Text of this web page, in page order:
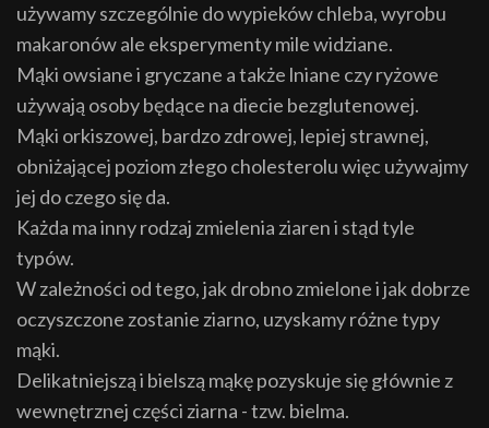
używamy szczególnie do wypieków chleba, wyrobu
makaronów ale eksperymenty mile widziane.
Mąki owsiane i gryczane a także lniane czy ryżowe
używają osoby będące na diecie bezglutenowej.
Mąki orkiszowej, bardzo zdrowej, lepiej strawnej,
obniżającej poziom złego cholesterolu więc używajmy
jej do czego się da.
Każda ma inny rodzaj zmielenia ziaren i stąd tyle
typów.
W zależności od tego, jak drobno zmielone i jak dobrze
oczyszczone zostanie ziarno, uzyskamy różne typy
mąki.
Delikatniejszą i bielszą mąkę pozyskuje się głównie z
wewnętrznej części ziarna - tzw. bielma.